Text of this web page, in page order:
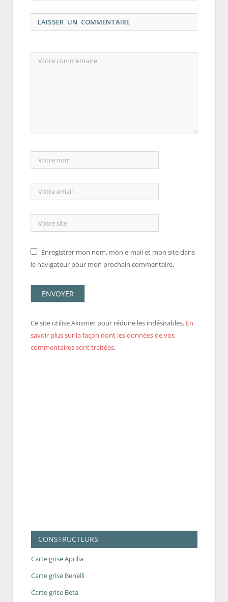
LAISSER UN COMMENTAIRE
Enregistrer mon nom, mon e-mail et mon site dans
le navigateur pour mon prochain commentaire.
Ce site utilise Akismet pour réduire les indésirables. En
savoir plus sur la façon dont les données de vos
commentaires sont traitées.
CONSTRUCTEURS
Carte grise Aprilia
Carte grise Benelli
Carte grise Beta